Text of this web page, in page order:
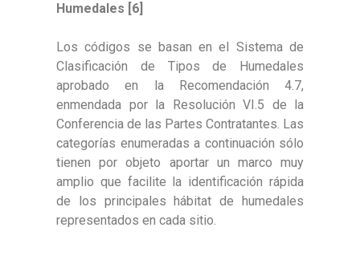
Humedales [6]
Los códigos se basan en el Sistema de
Clasificación de Tipos de Humedales
aprobado en la Recomendación 4.7,
enmendada por la Resolución VI.5 de la
Conferencia de las Partes Contratantes. Las
categorías enumeradas a continuación sólo
tienen por objeto aportar un marco muy
amplio que facilite la identificación rápida
de los principales hábitat de humedales
representados en cada sitio.